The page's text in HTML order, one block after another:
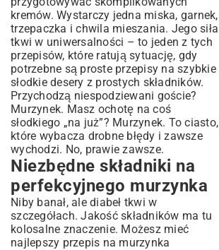
kremów. Wystarczy jedna miska, garnek,
trzepaczka i chwila mieszania. Jego siła
tkwi w uniwersalności – to jeden z tych
przepisów, które ratują sytuację, gdy
potrzebne są proste przepisy na szybkie
słodkie desery z prostych składników.
Przychodzą niespodziewani goście?
Murzynek. Masz ochotę na coś
słodkiego „na już”? Murzynek. To ciasto,
które wybacza drobne błędy i zawsze
wychodzi. No, prawie zawsze.
Niezbędne składniki na
perfekcyjnego murzynka
Niby banał, ale diabeł tkwi w
szczegółach. Jakość składników ma tu
kolosalne znaczenie. Możesz mieć
najlepszy przepis na murzynka